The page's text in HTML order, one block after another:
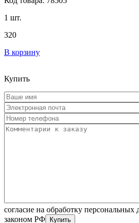
1 шт.
320
В корзину
Купить
согласие на обработку персональных
законом РФ